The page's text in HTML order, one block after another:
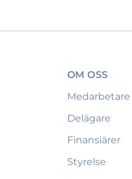
OM OSS
Medarbetare
Delägare
Finansiärer
Styrelse